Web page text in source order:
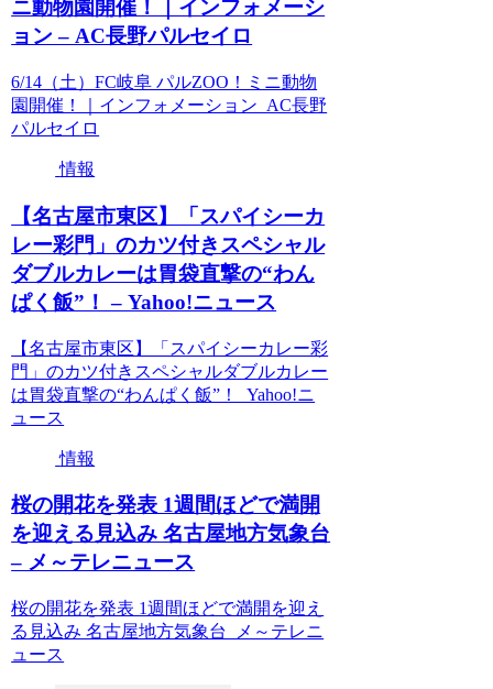
ニ動物園開催！｜インフォメーシ
ョン – AC長野パルセイロ
6/14（土）FC岐阜 パルZOO！ミニ動物
園開催！｜インフォメーション AC長野
パルセイロ
情報
【名古屋市東区】「スパイシーカ
レー彩門」のカツ付きスペシャル
ダブルカレーは胃袋直撃の“わん
ぱく飯”！ – Yahoo!ニュース
【名古屋市東区】「スパイシーカレー彩
門」のカツ付きスペシャルダブルカレー
は胃袋直撃の“わんぱく飯”！ Yahoo!ニ
ュース
情報
桜の開花を発表 1週間ほどで満開
を迎える見込み 名古屋地方気象台
– メ～テレニュース
桜の開花を発表 1週間ほどで満開を迎え
る見込み 名古屋地方気象台 メ～テレニ
ュース